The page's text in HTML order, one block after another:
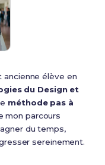
ancienne élève en
du Design et
méthode pas à
mon parcours
du temps,
sereinement.